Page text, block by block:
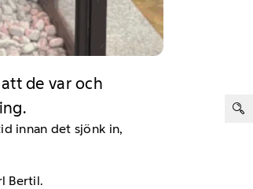
de var och
innan det sjönk in,
Bertil.